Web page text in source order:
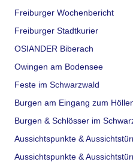
Freiburger Wochenbericht
Freiburger Stadtkurier
OSIANDER Biberach
Owingen am Bodensee
Feste im Schwarzwald
Burgen am Eingang zum
Burgen & Schlösser im
Aussichtspunkte &
Aussichtspunkte &